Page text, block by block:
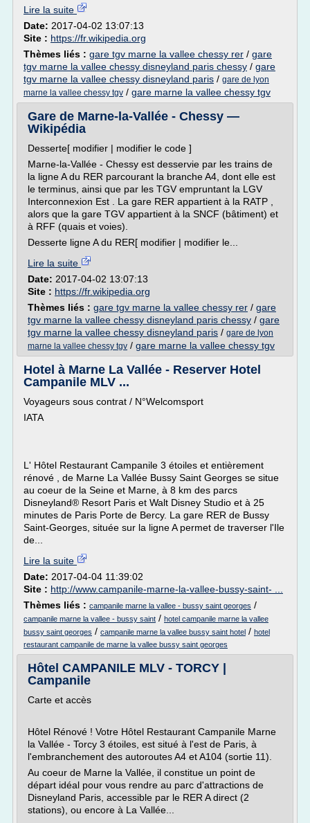
Lire la suite
Date: 2017-04-02 13:07:13
Site : https://fr.wikipedia.org
Thèmes liés : gare tgv marne la vallee chessy rer / gare
tgv marne la vallee chessy disneyland paris chessy / gare
tgv marne la vallee chessy disneyland paris / gare de lyon
marne la vallee chessy tgv / gare marne la vallee chessy tgv
Gare de Marne-la-Vallée - Chessy —
Wikipédia
Desserte[ modifier | modifier le code ]
Marne-la-Vallée - Chessy est desservie par les trains de
la ligne A du RER parcourant la branche A4, dont elle est
le terminus, ainsi que par les TGV empruntant la LGV
Interconnexion Est . La gare RER appartient à la RATP ,
alors que la gare TGV appartient à la SNCF (bâtiment) et
à RFF (quais et voies).
Desserte ligne A du RER[ modifier | modifier le...
Lire la suite
Date: 2017-04-02 13:07:13
Site : https://fr.wikipedia.org
Thèmes liés : gare tgv marne la vallee chessy rer / gare
tgv marne la vallee chessy disneyland paris chessy / gare
tgv marne la vallee chessy disneyland paris / gare de lyon
marne la vallee chessy tgv / gare marne la vallee chessy tgv
Hotel à Marne La Vallée - Reserver Hotel
Campanile MLV ...
Voyageurs sous contrat / N°Welcomsport
IATA
L' Hôtel Restaurant Campanile 3 étoiles et entièrement
rénové , de Marne La Vallée Bussy Saint Georges se situe
au coeur de la Seine et Marne, à 8 km des parcs
Disneyland® Resort Paris et Walt Disney Studio et à 25
minutes de Paris Porte de Bercy. La gare RER de Bussy
Saint-Georges, située sur la ligne A permet de traverser l'Ile
de...
Lire la suite
Date: 2017-04-04 11:39:02
Site : http://www.campanile-marne-la-vallee-bussy-saint- ...
Thèmes liés : campanile marne la vallee - bussy saint georges /
campanile marne la vallee - bussy saint / hotel campanile marne la vallee
bussy saint georges / campanile marne la vallee bussy saint hotel / hotel
restaurant campanile de marne la vallee bussy saint georges
Hôtel CAMPANILE MLV - TORCY |
Campanile
Carte et accès
Hôtel Rénové ! Votre Hôtel Restaurant Campanile Marne
la Vallée - Torcy 3 étoiles, est situé à l'est de Paris, à
l'embranchement des autoroutes A4 et A104 (sortie 11).
Au coeur de Marne la Vallée, il constitue un point de
départ idéal pour vous rendre au parc d'attractions de
Disneyland Paris, accessible par le RER A direct (2
stations), ou encore à La Vallée...